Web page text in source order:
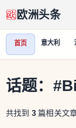
欧洲头条
首页 意大利
话题：
共找到 3 篇相关文